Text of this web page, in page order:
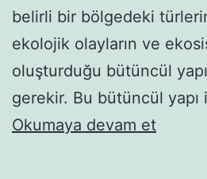
belirli bir bölgedeki
ekolojik olayların ve
oluşturduğu bütüncül
gerekir. Bu bütüncül
Okumaya devam et